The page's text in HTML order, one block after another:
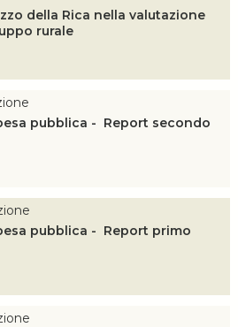
della Rica nella valutazione
rurale
pubblica - Report secondo
pubblica - Report primo